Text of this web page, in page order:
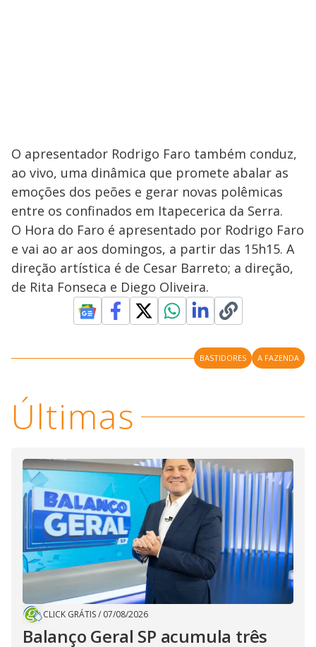
O apresentador Rodrigo Faro também conduz,
ao vivo, uma dinâmica que promete abalar as
emoções dos peões e gerar novas polêmicas
entre os confinados em Itapecerica da Serra.
O Hora do Faro é apresentado por Rodrigo Faro
e vai ao ar aos domingos, a partir das 15h15. A
direção artística é de Cesar Barreto; a direção,
de Rita Fonseca e Diego Oliveira.
BASTIDORES A FAZENDA
Últimas
CLICK GRÁTIS/ 07/08/2026
Balanço Geral SP acumula três